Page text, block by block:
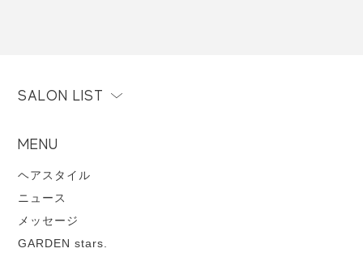
SALON LIST
MENU
ヘアスタイル
ニュース
メッセージ
GARDEN stars.